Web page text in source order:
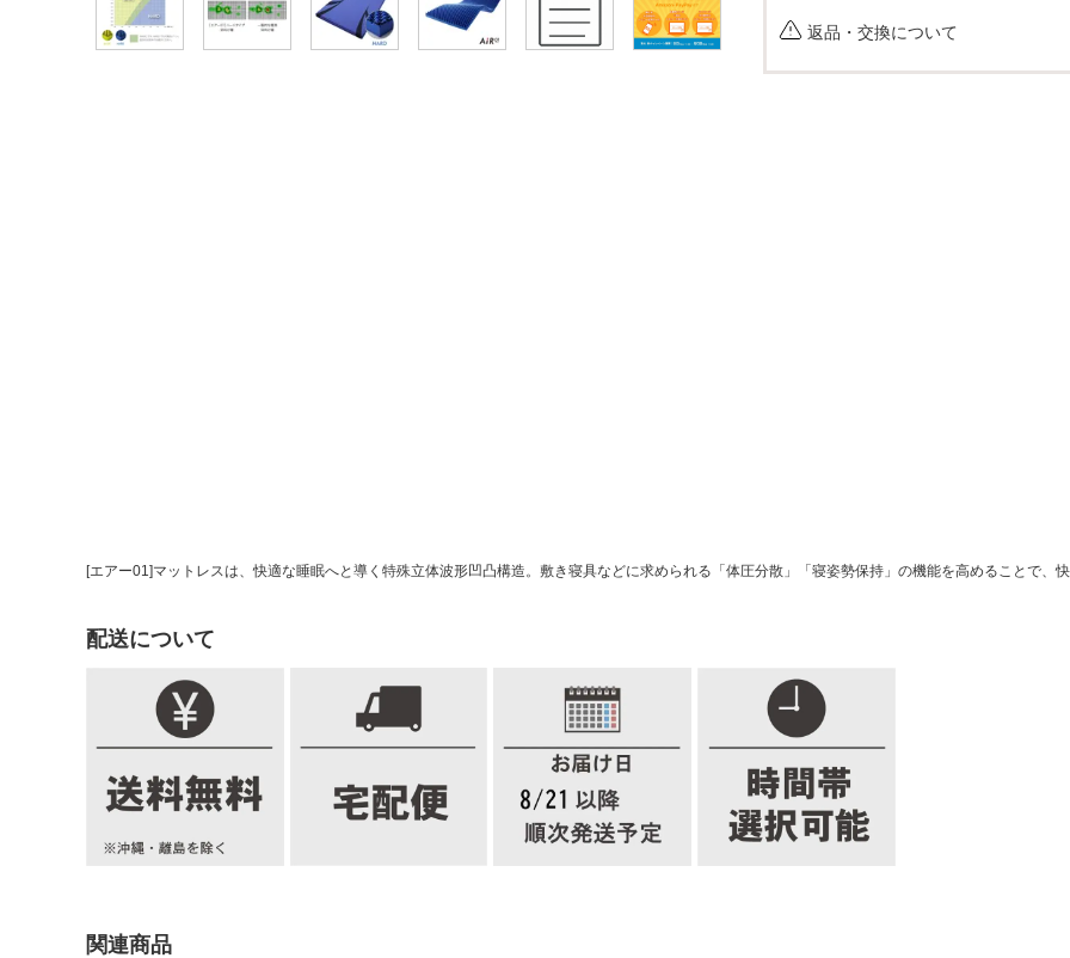
返品・交換について
[エアー01]マットレスは、快適な睡眠へと導く特殊立体波形凹凸構造。敷き寝具などに求められる「体圧分散」「寝姿勢保持」の機能を高めることで、
配送について
関連商品